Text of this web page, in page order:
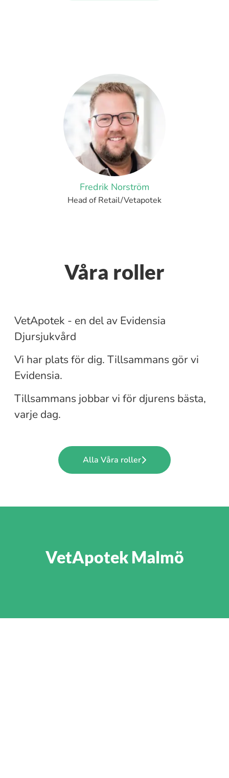
Fredrik Norström
Head of Retail/Vetapotek
Våra roller
VetApotek - en del av Evidensia
Djursjukvård
Leg djursjukskötare
Vi har plats för dig. Tillsammans gör vi
Evidensia.
Djurvårdare
Tillsammans jobbar vi för djurens bästa,
varje dag.
Alla Våra roller
VetApotek Malmö